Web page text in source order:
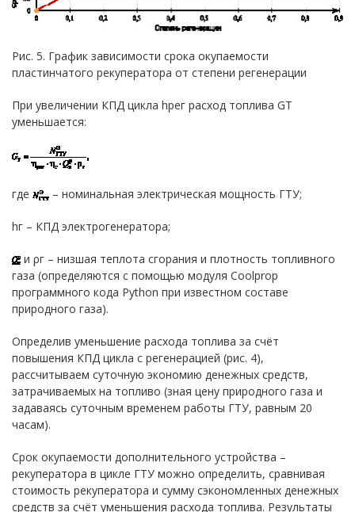
Рис. 5. График зависимости срока окупаемости
пластинчатого рекуператора от степени регенерации
При увеличении КПД цикла hрег расход топлива GТ
уменьшается:
где – номинальная электрическая мощность ГТУ;
hг – КПД электрогенератора;
и ρг – низшая теплота сгорания и плотность топливного
газа (определяются с помощью модуля Coolprop
программного кода Python при известном составе
природного газа).
Определив уменьшение расхода топлива за счёт
повышения КПД цикла с регенерацией (рис. 4),
рассчитываем суточную экономию денежных средств,
затрачиваемых на топливо (зная цену природного газа и
задаваясь суточным временем работы ГТУ, равным 20
часам).
Срок окупаемости дополнительного устройства –
рекуператора в цикле ГТУ можно определить, сравнивая
стоимость рекуператора и сумму сэкономленных денежных
средств за счёт уменьшения расхода топлива. Результаты